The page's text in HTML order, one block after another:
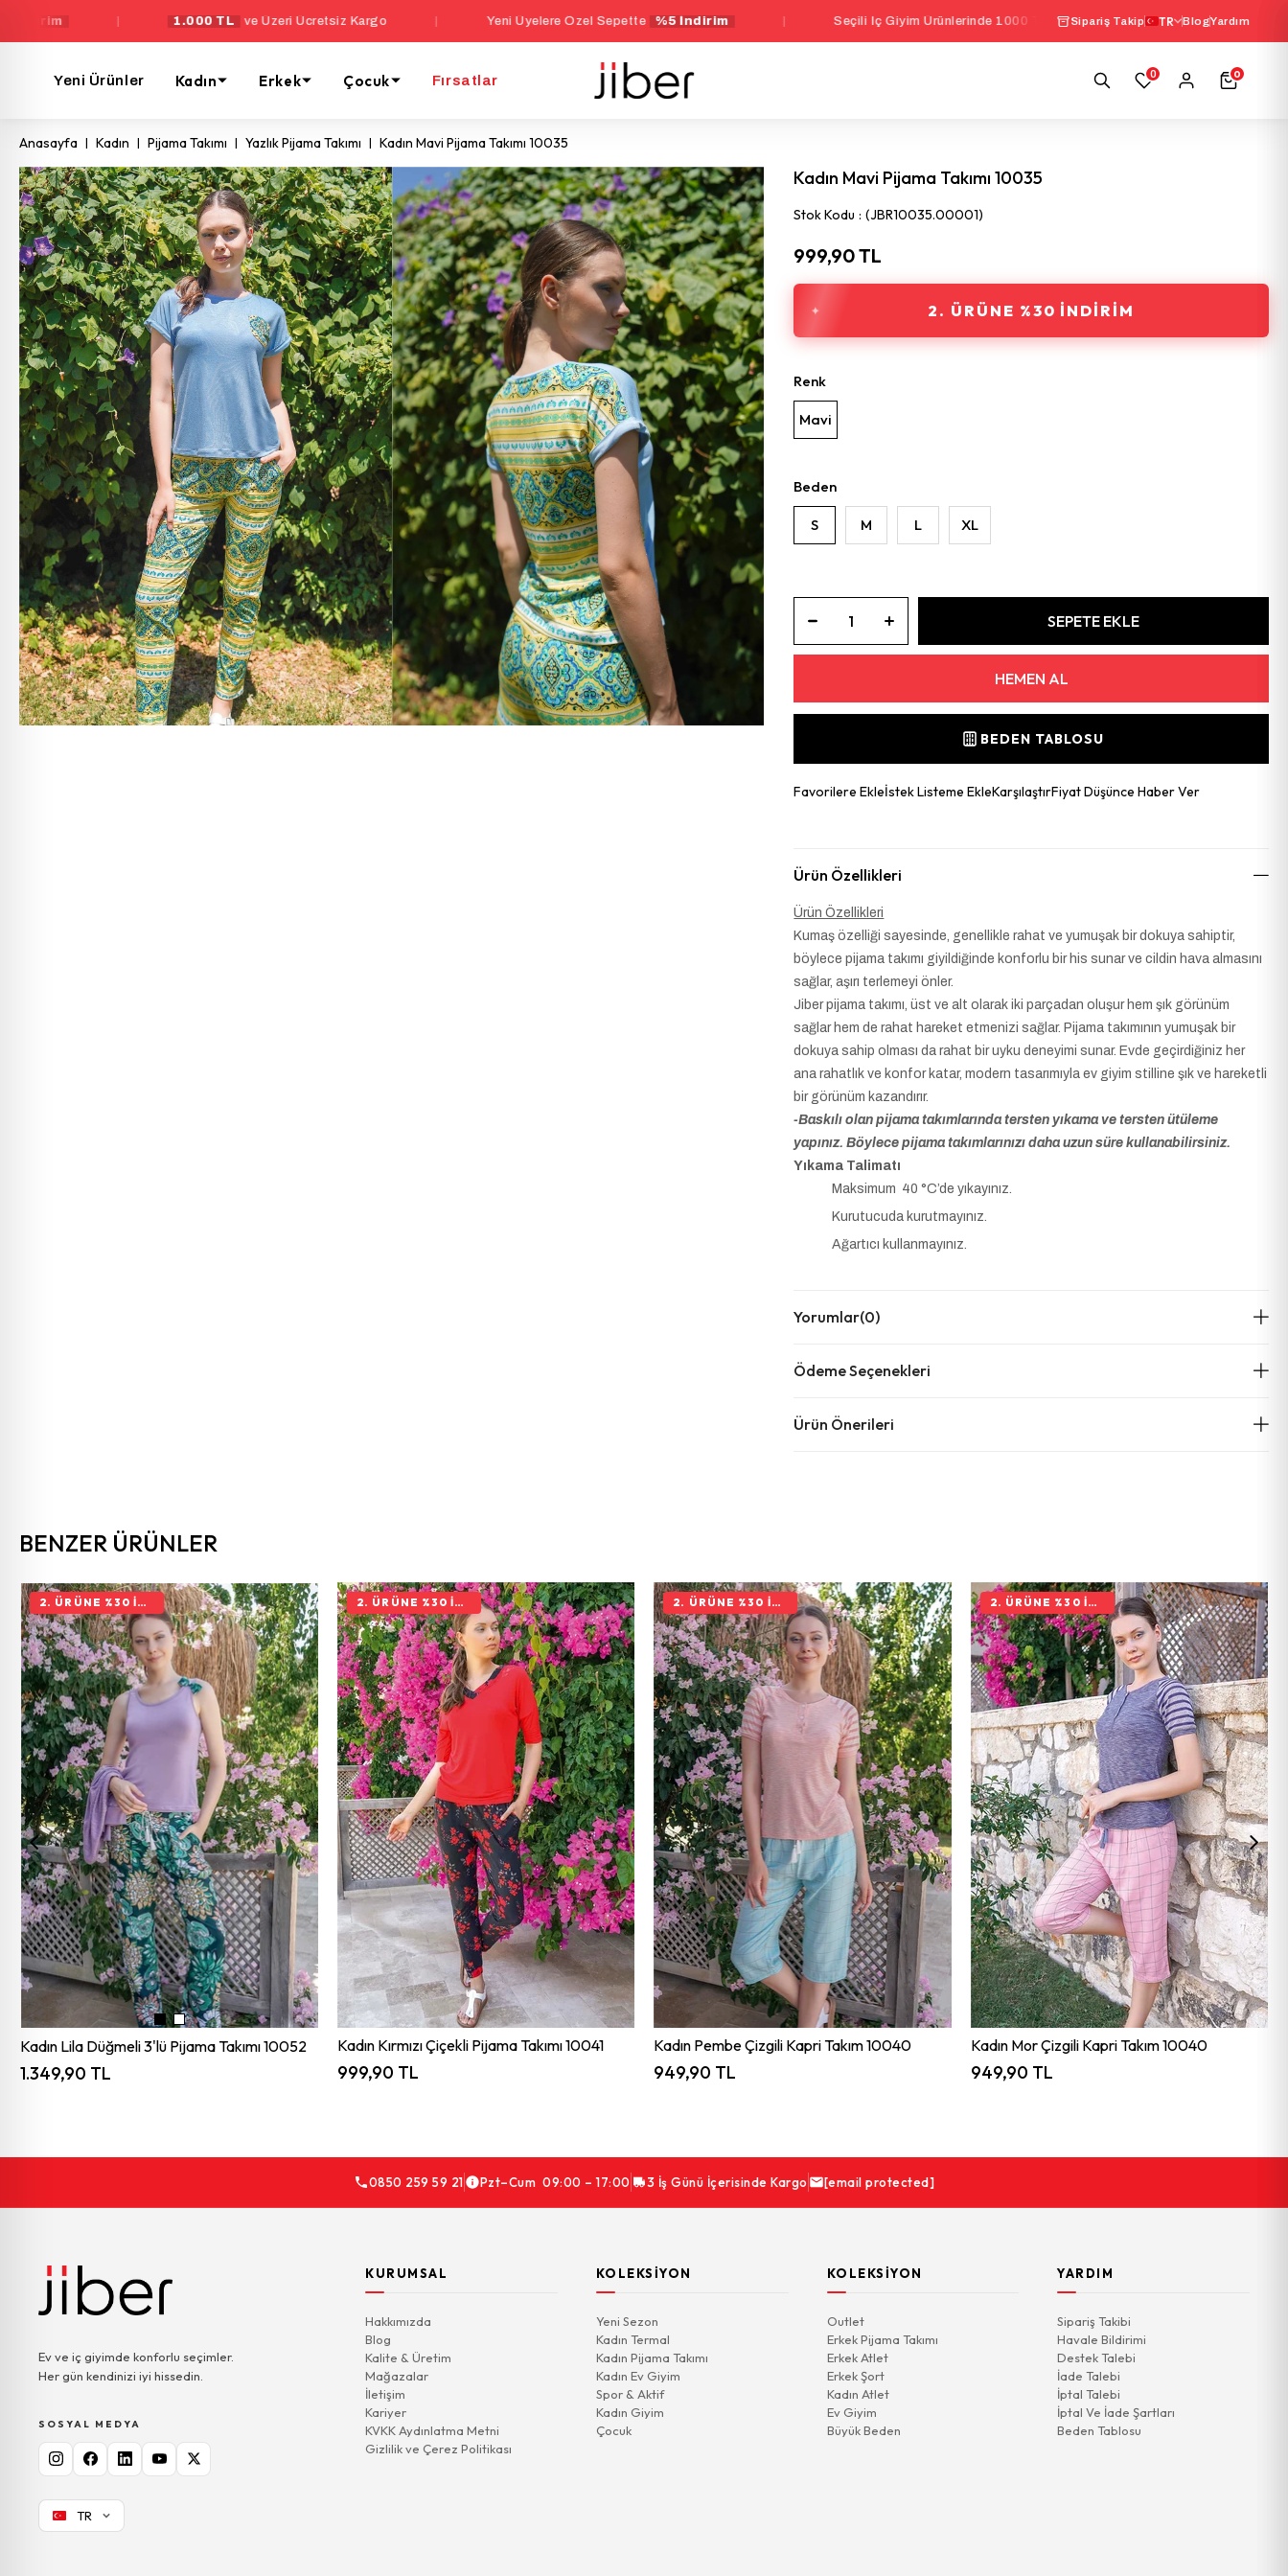
1.000 TL ve Üzeri Ücretsiz Kargo | Yeni Üyelere Özel Sepette %5 İndirim | Seçili İç Giyim Ürünlerinde 1000 TL Üzeri Sepette %10 İndirim |
Sipariş Takip TR BlogYardım
Yeni Ürünler Kadın Erkek Çocuk Fırsatlar 0 0
Anasayfa Kadın Pijama Takımı Yazlık Pijama Takımı Kadın Mavi Pijama Takımı 10035
Kadın Mavi Pijama Takımı 10035
Stok Kodu (JBR10035.00001)
999,90 TL
2. ÜRÜNE %30 İNDIRIM
Renk
Mavi
Beden
S M L XL
BEDEN TABLOSU
Favorilere Ekleİstek Listeme EkleKarşılaştırFiyat Düşünce Haber Ver
Ürün Özellikleri
Ürün Özellikleri
Kumaş özelliği sayesinde, genellikle rahat ve yumuşak bir dokuya sahiptir,
böylece pijama takımı giyildiğinde konforlu bir his sunar ve cildin hava almasını
sağlar, aşırı terlemeyi önler.
Jiber pijama takımı, üst ve alt olarak iki parçadan oluşur hem şık görünüm
sağlar hem de rahat hareket etmenizi sağlar. Pijama takımının yumuşak bir
dokuya sahip olması da rahat bir uyku deneyimi sunar. Evde geçirdiğiniz her
ana rahatlık ve konfor katar, modern tasarımıyla ev giyim stilline şık ve hareketli
bir görünüm kazandırır.
-Baskılı olan pijama takımlarında tersten yıkama ve tersten ütüleme
yapınız. Böylece pijama takımlarınızı daha uzun süre kullanabilirsiniz.
Yıkama Talimatı
Maksimum 40 °C’de yıkayınız.
Kurutucuda kurutmayınız.
Ağartıcı kullanmayınız.
Yorumlar(0)
Ödeme Seçenekleri
Ürün Önerileri
BENZER ÜRÜNLER
Kadın Lila Düğmeli 3'lü Pijama Takımı 10052
1.349,90 TL
2. ÜRÜNE %30 İNDIRIM
Kadın Kırmızı Çiçekli Pijama Takımı 10041
999,90 TL
2. ÜRÜNE %30 İNDIRIM
Kadın Pembe Çizgili Kapri Takım 10040
949,90 TL
2. ÜRÜNE %30 İNDIRIM
Kadın Mor Çizgili Kapri Takım 10040
949,90 TL
2. ÜRÜNE %30 İNDIRIM
0850 259 59 21 Pzt–Cum 09:00 – 17:00 3 İş Günü İçerisinde Kargo [email protected]
Ev ve iç giyimde konforlu seçimler.
Her gün kendinizi iyi hissedin.
SOSYAL MEDYA
TR
KURUMSAL
Hakkımızda
Blog
Kalite & Üretim
Mağazalar
İletişim
Kariyer
KVKK Aydınlatma Metni
Gizlilik ve Çerez Politikası
KOLEKSIYON
Yeni Sezon
Kadın Termal
Kadın Pijama Takımı
Kadın Ev Giyim
Spor & Aktif
Kadın Giyim
Çocuk
KOLEKSIYON
Outlet
Erkek Pijama Takımı
Erkek Atlet
Erkek Şort
Kadın Atlet
Ev Giyim
Büyük Beden
YARDIM
Sipariş Takibi
Havale Bildirimi
Destek Talebi
İade Talebi
İptal Talebi
İptal Ve İade Şartları
Beden Tablosu